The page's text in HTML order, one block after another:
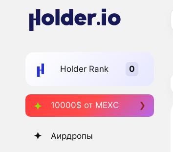
Holder Rank
10000$ от MEXC
Аирдропы